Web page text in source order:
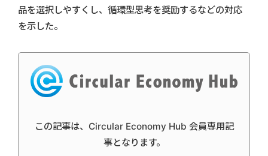
品を選択しやすくし、循環型思考を奨励するなどの対応
を示した。
この記事は、Circular Economy Hub 会員専用記
事となります。